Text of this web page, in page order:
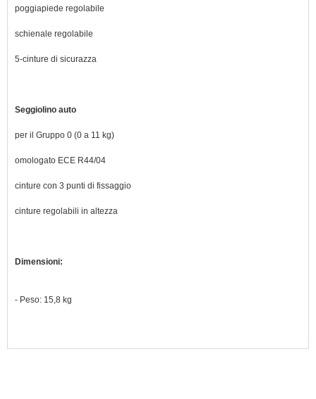
poggiapiede regolabile
schienale regolabile
5-cinture di sicurazza
Seggiolino auto
per il Gruppo 0 (0 a 11 kg)
omologato ECE R44/04
cinture con 3 punti di fissaggio
cinture regolabili in altezza
Dimensioni:
- Peso: 15,8 kg